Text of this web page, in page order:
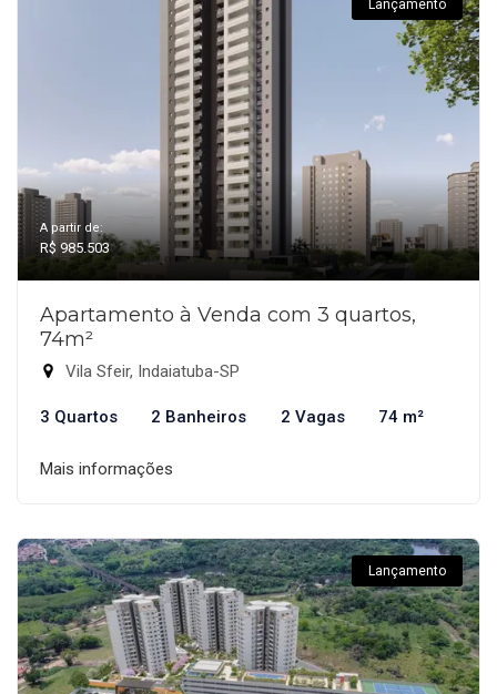
Lançamento
A partir de:
R$ 985.503
Apartamento à Venda com 3 quartos,
74m²
Vila Sfeir, Indaiatuba-SP
3 Quartos 2 Banheiros 2 Vagas 74 m²
Mais informações
Lançamento